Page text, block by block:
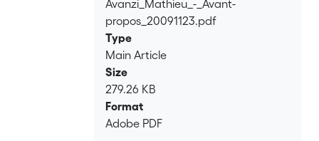
Loading...
Avanzi_Mathieu_-_Avant-
propos_20091123.pdf
Type
Main Article
Size
279.26 KB
Format
Adobe PDF